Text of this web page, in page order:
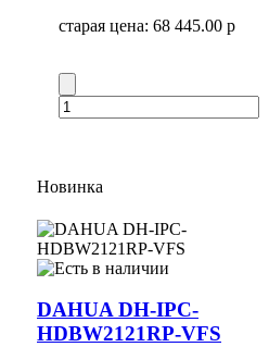
старая цена: 68 445.00 р
Новинка
DAHUA DH-IPC-
HDBW2121RP-VFS